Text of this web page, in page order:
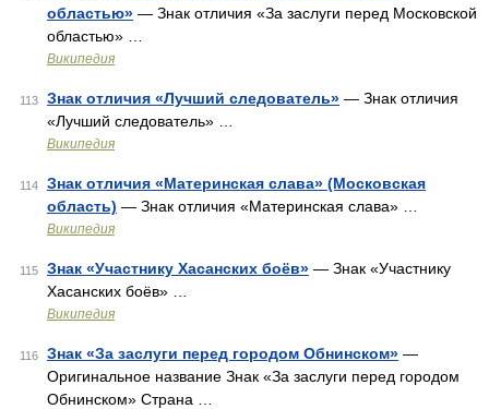
областью» — Знак отличия «За заслуги перед Московской
областью» …
Википедия
113 Знак отличия «Лучший следователь» — Знак отличия
«Лучший следователь» …
Википедия
114
Знак отличия «Материнская слава» (Московская
область) — Знак отличия «Материнская слава» …
Википедия
115 Знак «Участнику Хасанских боёв» — Знак «Участнику
Хасанских боёв» …
Википедия
116 Знак «За заслуги перед городом Обнинском» —
Оригинальное название Знак «За заслуги перед городом
Обнинском» Страна …